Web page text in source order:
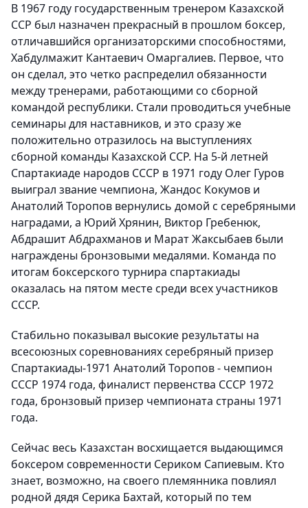
В 1967 году государственным тренером Казахской
ССР был назначен прекрасный в прошлом боксер,
отличавшийся организаторскими способностями,
Хабдулмажит Кантаевич Омаргалиев. Первое, что
он сделал, это четко распределил обязанности
между тренерами, работающими со сборной
командой республики. Стали проводиться учебные
семинары для наставников, и это сразу же
положительно отразилось на выступлениях
сборной команды Казахской ССР. На 5-й летней
Спартакиаде народов СССР в 1971 году Олег Гуров
выиграл звание чемпиона, Жандос Кокумов и
Анатолий Торопов вернулись домой с серебряными
наградами, а Юрий Хрянин, Виктор Гребенюк,
Абдрашит Абдрахманов и Марат Жаксыбаев были
награждены бронзовыми медалями. Команда по
итогам боксерского турнира спартакиады
оказалась на пятом месте среди всех участников
СССР.
Стабильно показывал высокие результаты на
всесоюзных соревнованиях серебряный призер
Спартакиады-1971 Анатолий Торопов - чемпион
СССР 1974 года, финалист первенства СССР 1972
года, бронзовый призер чемпионата страны 1971
года.
Сейчас весь Казахстан восхищается выдающимся
боксером современности Сериком Сапиевым. Кто
знает, возможно, на своего племянника повлиял
родной дядя Серика Бахтай, который по тем